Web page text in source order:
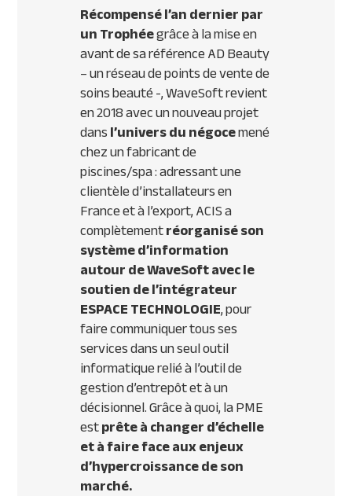
Récompensé l’an dernier par
un Trophéegrâce à la mise en
avant de sa référence AD Beauty
– un réseau de points de vente de
soins beauté -, WaveSoft revient
en 2018 avec un nouveau projet
dansl’univers du négocemené
chez un fabricant de
piscines/spa : adressant une
clientèle d’installateurs en
France et à l’export, ACIS a
complètementréorganisé son
système d’information
autour de WaveSoft avec le
soutien de l’intégrateur
ESPACE TECHNOLOGIE, pour
faire communiquer tous ses
services dans un seul outil
informatique relié à l’outil de
gestion d’entrepôt et à un
décisionnel. Grâce à quoi, la PME
estprête à changer d’échelle
et à faire face aux enjeux
d’hypercroissance de son
marché.